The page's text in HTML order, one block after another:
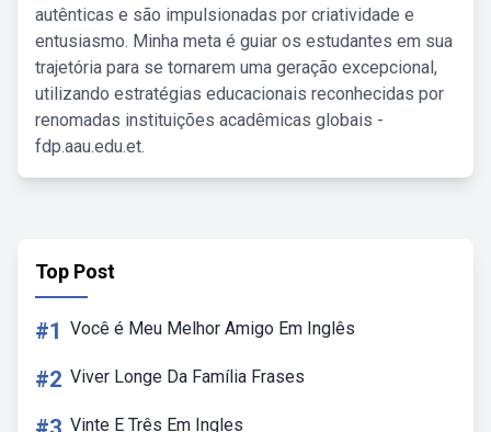
autênticas e são impulsionadas por criatividade e
entusiasmo. Minha meta é guiar os estudantes em sua
trajetória para se tornarem uma geração excepcional,
utilizando estratégias educacionais reconhecidas por
renomadas instituições acadêmicas globais -
fdp.aau.edu.et.
Top Post
#1 Você é Meu Melhor Amigo Em Inglês
#2 Viver Longe Da Família Frases
Vinte E Três Em Ingles